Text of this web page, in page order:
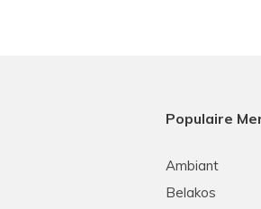
Populaire
Ambiant
Belakos